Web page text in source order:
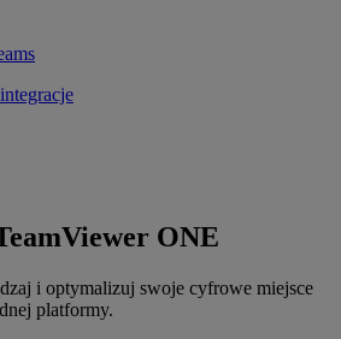
ONE
i optymalizuj swoje cyfrowe miejsce
platformy.